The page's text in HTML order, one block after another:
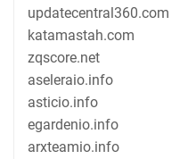
updatecentral360.com
katamastah.com
zqscore.net
aseleraio.info
asticio.info
egardenio.info
arxteamio.info